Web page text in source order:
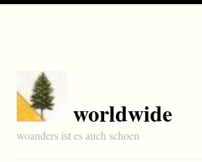
worldwide
woanders ist es auch schoen